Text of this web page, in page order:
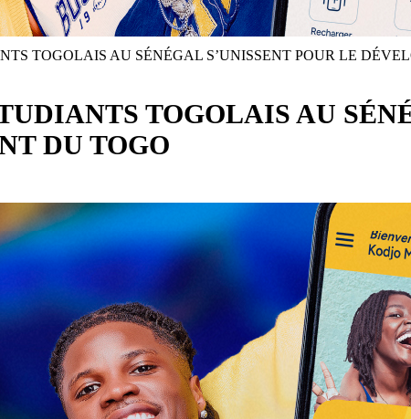
TOGOLAIS AU SÉNÉGAL S’UNISSENT POUR LE
TOGOLAIS AU
DU TOGO